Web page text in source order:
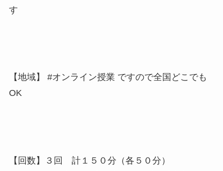
す
【地域】 #オンライン授業 ですので全国どこでも
OK
【回数】３回 計１５０分（各５０分）